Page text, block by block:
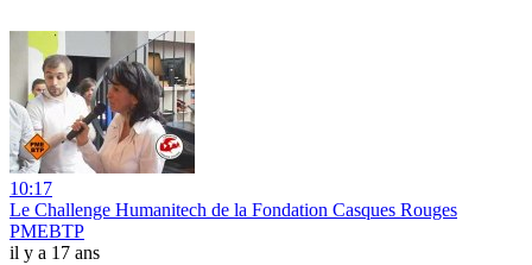
10:17
Le Challenge Humanitech de la Fondation Casques Rouges
PMEBTP
il y a 17 ans